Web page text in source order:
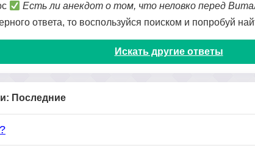
Есть ли анекдот о том, что неловко перед
ответа, то воспользуйся поиском и попробуй
Искать другие ответы
Последние